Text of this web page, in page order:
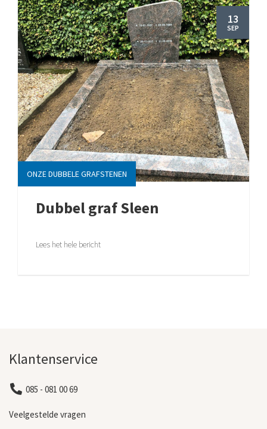
13
SEP
ONZE DUBBELE GRAFSTENEN
Dubbel graf Sleen
Lees het hele bericht
Klantenservice
085 - 081 00 69
Veelgestelde vragen